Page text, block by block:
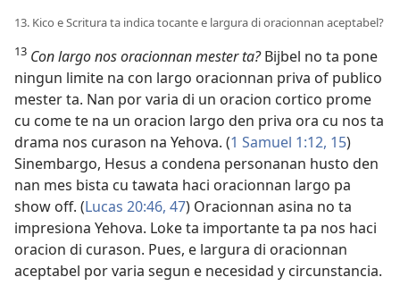
13. Kico e Scritura ta indica tocante e largura di oracionnan aceptabel?
13 Con largo nos oracionnan mester ta?Bijbel no ta pone
ningun limite na con largo oracionnan priva of publico
mester ta. Nan por varia di un oracion cortico prome
cu come te na un oracion largo den priva ora cu nos ta
drama nos curason na Yehova. (1 Samuel 1:12, 15)
Sinembargo, Hesus a condena personanan husto den
nan mes bista cu tawata haci oracionnan largo pa
show off. (Lucas 20:46, 47) Oracionnan asina no ta
impresiona Yehova. Loke ta importante ta pa nos haci
oracion di curason. Pues, e largura di oracionnan
aceptabel por varia segun e necesidad y circunstancia.